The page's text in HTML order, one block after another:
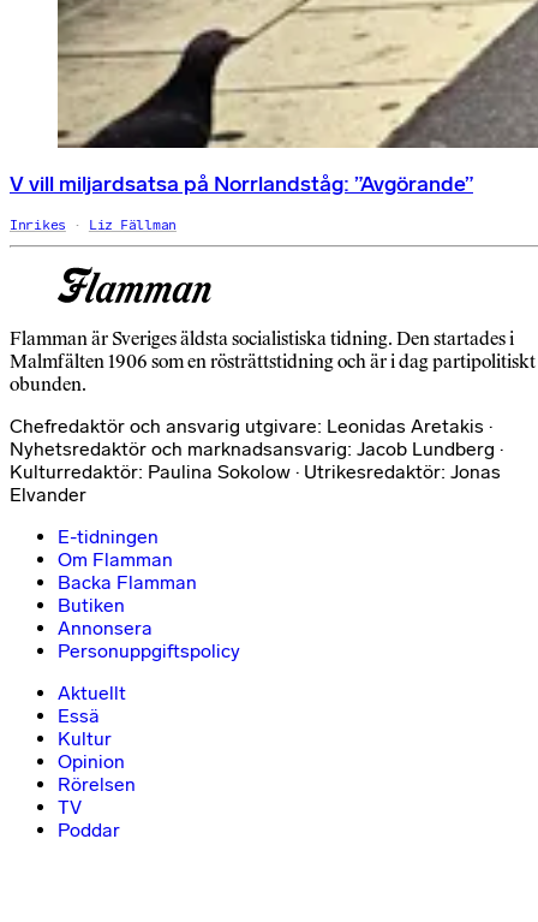
V vill miljardsatsa på Norrlandståg: ”Avgörande”
Inrikes Liz Fällman
Flamman är Sveriges äldsta socialistiska tidning. Den startades i
Malmfälten 1906 som en rösträttstidning och är i dag partipolitiskt
obunden.
Chefredaktör och ansvarig utgivare: Leonidas Aretakis ·
Nyhetsredaktör och marknadsansvarig: Jacob Lundberg ·
Kulturredaktör: Paulina Sokolow · Utrikesredaktör: Jonas
Elvander
E-tidningen
Om Flamman
Backa Flamman
Butiken
Annonsera
Personuppgiftspolicy
Aktuellt
Essä
Kultur
Opinion
Rörelsen
TV
Poddar